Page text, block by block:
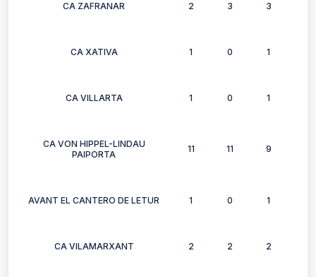
CA ZAFRANAR 2 3 3
CA XATIVA 1 0 1
CA VILLARTA 1 0 1
CA VON HIPPEL-LINDAU
PAIPORTA
11 11 9
AVANT EL CANTERO DE LETUR 1 0 1
CA VILAMARXANT 2 2 2